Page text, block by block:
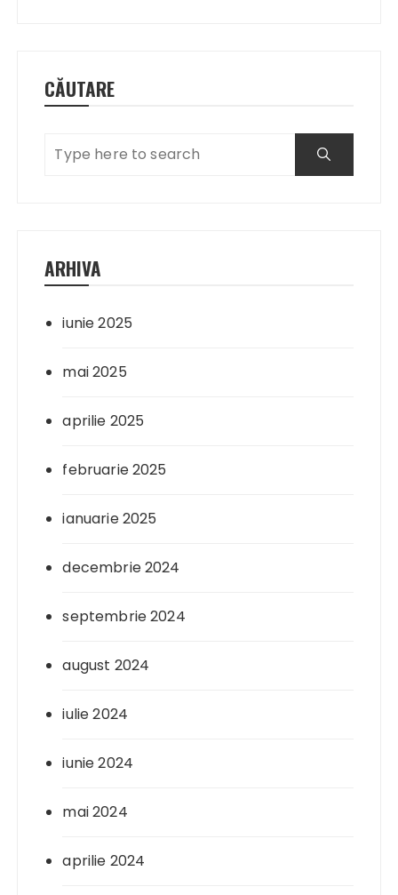
CĂUTARE
ARHIVA
iunie 2025
mai 2025
aprilie 2025
februarie 2025
ianuarie 2025
decembrie 2024
septembrie 2024
august 2024
iulie 2024
iunie 2024
mai 2024
aprilie 2024